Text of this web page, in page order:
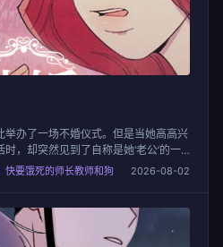
办了一场不婚仪式。但是当她高高兴
，却突然见到了自称是她‘老公’的一
快要饿死的师长教师和狗 2026-08-02